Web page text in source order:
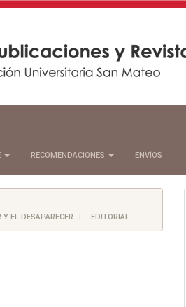
RECOMENDACIONES ENVÍOS
EL DESAPARECER
EDITORIAL